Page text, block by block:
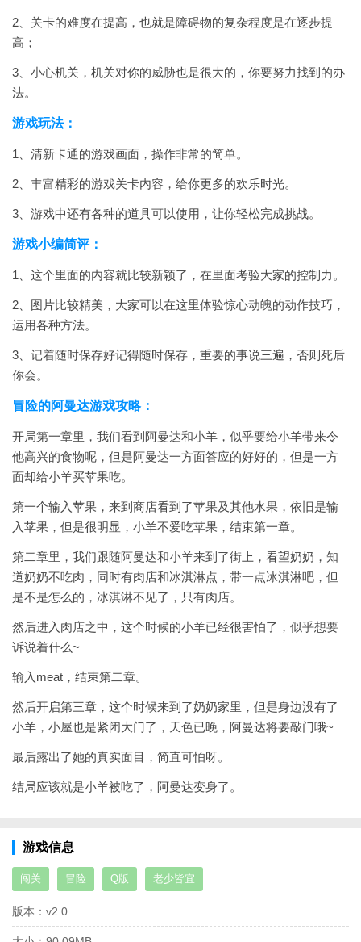
2、关卡的难度在提高，也就是障碍物的复杂程度是在逐步提
高；
3、小心机关，机关对你的威胁也是很大的，你要努力找到的办
法。
游戏玩法：
1、清新卡通的游戏画面，操作非常的简单。
2、丰富精彩的游戏关卡内容，给你更多的欢乐时光。
3、游戏中还有各种的道具可以使用，让你轻松完成挑战。
游戏小编简评：
1、这个里面的内容就比较新颖了，在里面考验大家的控制力。
2、图片比较精美，大家可以在这里体验惊心动魄的动作技巧，
运用各种方法。
3、记着随时保存好记得随时保存，重要的事说三遍，否则死后
你会。
冒险的阿曼达游戏攻略：
开局第一章里，我们看到阿曼达和小羊，似乎要给小羊带来令
他高兴的食物呢，但是阿曼达一方面答应的好好的，但是一方
面却给小羊买苹果吃。
第一个输入苹果，来到商店看到了苹果及其他水果，依旧是输
入苹果，但是很明显，小羊不爱吃苹果，结束第一章。
第二章里，我们跟随阿曼达和小羊来到了街上，看望奶奶，知
道奶奶不吃肉，同时有肉店和冰淇淋点，带一点冰淇淋吧，但
是不是怎么的，冰淇淋不见了，只有肉店。
然后进入肉店之中，这个时候的小羊已经很害怕了，似乎想要
诉说着什么~
输入meat，结束第二章。
然后开启第三章，这个时候来到了奶奶家里，但是身边没有了
小羊，小屋也是紧闭大门了，天色已晚，阿曼达将要敲门哦~
最后露出了她的真实面目，简直可怕呀。
结局应该就是小羊被吃了，阿曼达变身了。
游戏信息
闯关 冒险 Q版 老少皆宜
版本： v2.0